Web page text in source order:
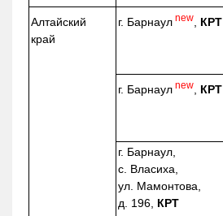
Алтайский
край
г. Барнаул new КРТ
г. Барнаул new КРТ
г. Барнаул,
с. Власиха,
ул. Мамонтова,
д. 196, КРТ